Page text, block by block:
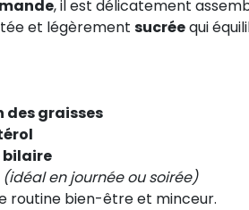
, il est délicatement
et légèrement sucréequi
des graisses
(idéal en journée ou soirée)
routine bien-être et minceur.